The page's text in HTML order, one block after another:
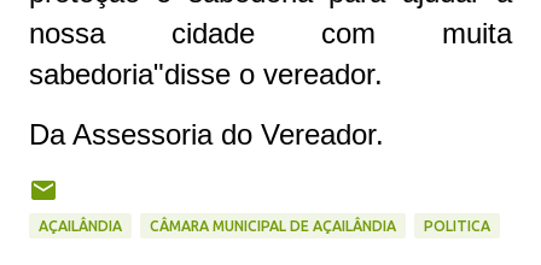
nossa cidade com muita
sabedoria"disse o vereador.
Da Assessoria do Vereador.
AÇAILÂNDIA CÂMARA MUNICIPAL DE AÇAILÂNDIA POLITICA